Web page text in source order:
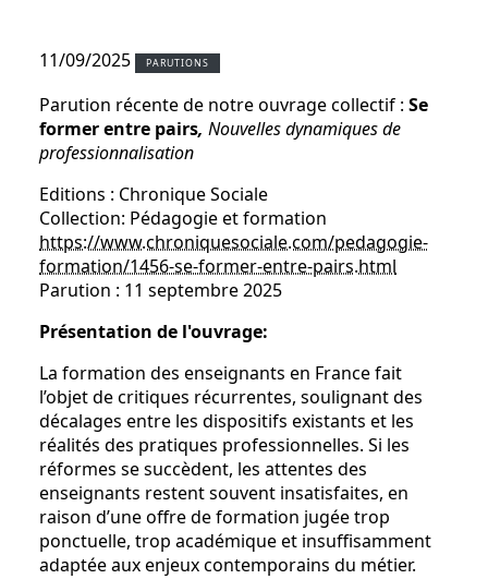
11/09/2025 PARUTIONS
Parution récente de notre ouvrage collectif : Se
former entre pairs, Nouvelles dynamiques de
professionnalisation
Editions : Chronique Sociale
Collection: Pédagogie et formation
https://www.chroniquesociale.com/pedagogie-
formation/1456-se-former-entre-pairs.html
Parution : 11 septembre 2025
Présentation de l'ouvrage:
La formation des enseignants en France fait
l’objet de critiques récurrentes, soulignant des
décalages entre les dispositifs existants et les
réalités des pratiques professionnelles. Si les
réformes se succèdent, les attentes des
enseignants restent souvent insatisfaites, en
raison d’une offre de formation jugée trop
ponctuelle, trop académique et insuffisamment
adaptée aux enjeux contemporains du métier.